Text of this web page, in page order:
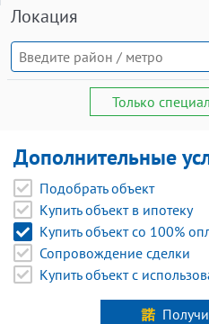
Локация
Только
Дополнительные
Подобрать объект
Купить объект в ипотеку
Купить объект со 100%
Сопровождение сделки
Купить объект с